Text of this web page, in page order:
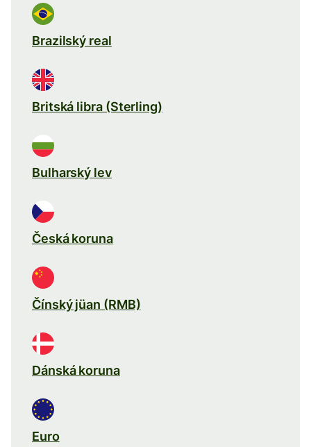
Brazilský real
Britská libra (Sterling)
Bulharský lev
Česká koruna
Čínský jüan (RMB)
Dánská koruna
Euro